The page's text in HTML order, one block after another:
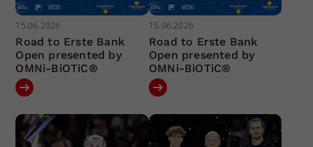
15.06.2026
Road to Erste Bank
Open presented by
OMNi-BiOTiC®
15.06.2026
Road to Erste Bank
Open presented by
OMNi-BiOTiC®